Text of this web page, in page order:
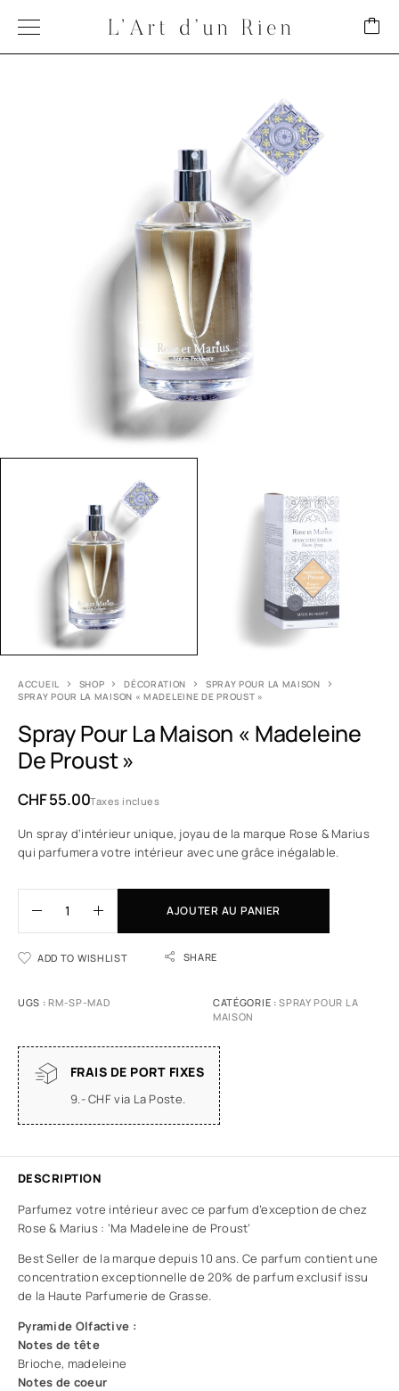
ACCUEIL SHOP DÉCORATION
SPRAY POUR LA MAISON
SPRAY POUR LA MAISON « MADELEINE DE PROUST »
Spray Pour La Maison « Madeleine
De Proust »
CHF55.00Taxes inclues
Un spray d’intérieur unique, joyau de la marque Rose & Marius
qui parfumera votre intérieur avec une grâce inégalable.
AJOUTER AU PANIER
ADD TO WISHLIST SHARE
UGS :RM-SP-MAD CATÉGORIE :SPRAY POUR LA
MAISON
FRAIS DE PORT FIXES
9.- CHF via La Poste.
DESCRIPTION
Parfumez votre intérieur avec ce parfum d’exception de chez
Rose & Marius : ‘Ma Madeleine de Proust’
Best Seller de la marque depuis 10 ans. Ce parfum contient une
concentration exceptionnelle de 20% de parfum exclusif issu
de la Haute Parfumerie de Grasse.
Pyramide Olfactive :
Notes de tête
Brioche, madeleine
Notes de coeur